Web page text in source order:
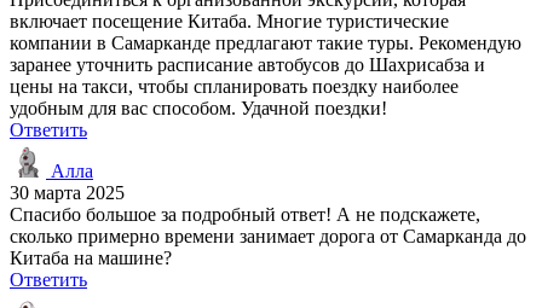
включает посещение Китаба. Многие туристические
компании в Самарканде предлагают такие туры. Рекомендую
заранее уточнить расписание автобусов до Шахрисабза и
цены на такси, чтобы спланировать поездку наиболее
удобным для вас способом. Удачной поездки!
Ответить
Алла
30 марта 2025
Спасибо большое за подробный ответ! А не подскажете,
сколько примерно времени занимает дорога от Самарканда до
Китаба на машине?
Ответить